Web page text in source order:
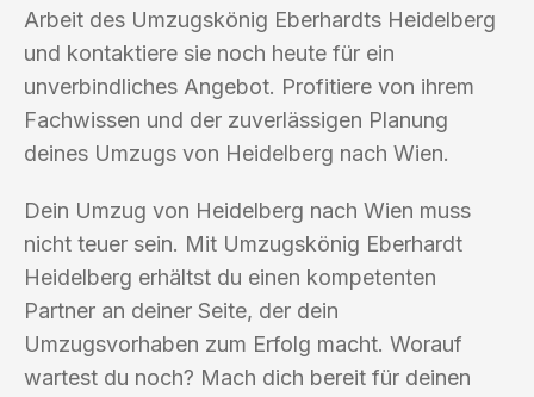
Arbeit des Umzugskönig Eberhardts Heidelberg
und kontaktiere sie noch heute für ein
unverbindliches Angebot. Profitiere von ihrem
Fachwissen und der zuverlässigen Planung
deines Umzugs von Heidelberg nach Wien.
Dein Umzug von Heidelberg nach Wien muss
nicht teuer sein. Mit Umzugskönig Eberhardt
Heidelberg erhältst du einen kompetenten
Partner an deiner Seite, der dein
Umzugsvorhaben zum Erfolg macht. Worauf
wartest du noch? Mach dich bereit für deinen